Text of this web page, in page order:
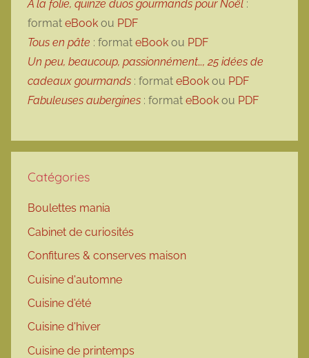
À la folie, quinze duos gourmands pour Noël :
format eBook ou PDF
Tous en pâte : format eBook ou PDF
Un peu, beaucoup, passionnément…, 25 idées de
cadeaux gourmands : format eBook ou PDF
Fabuleuses aubergines : format eBook ou PDF
Catégories
Boulettes mania
Cabinet de curiosités
Confitures & conserves maison
Cuisine d'automne
Cuisine d'été
Cuisine d'hiver
Cuisine de printemps